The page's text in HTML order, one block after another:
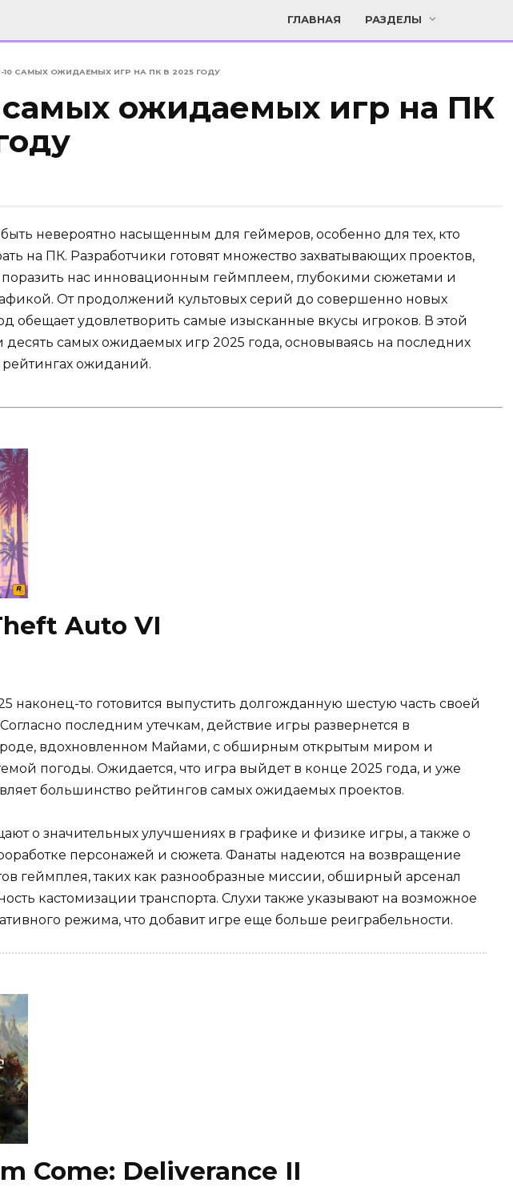
ГЛАВНАЯ РАЗДЕЛЫ
10 САМЫХ ОЖИДАЕМЫХ ИГР НА ПК В 2025 ГОДУ
ожидаемых игр на ПК
невероятно насыщенным для геймеров, особенно для тех, кто
на ПК. Разработчики готовят множество захватывающих проектов,
нас инновационным геймплеем, глубокими сюжетами и
От продолжений культовых серий до совершенно новых
обещает удовлетворить самые изысканные вкусы игроков. В этой
десять самых ожидаемых игр 2025 года, основываясь на последних
рейтингах ожиданий.
Auto VI
наконец-то готовится выпустить долгожданную шестую часть своей
последним утечкам, действие игры развернется в
вдохновленном Майами, с обширным открытым миром и
погоды. Ожидается, что игра выйдет в конце 2025 года, и уже
большинство рейтингов самых ожидаемых проектов.
о значительных улучшениях в графике и физике игры, а также о
персонажей и сюжета. Фанаты надеются на возвращение
геймплея, таких как разнообразные миссии, обширный арсенал
кастомизации транспорта. Слухи также указывают на возможное
режима, что добавит игре еще больше реиграбельности.
Come: Deliverance II